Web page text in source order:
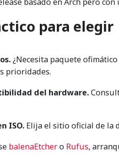
para elegir
¿Necesita paquete
prioridades.
del hardware.
ISO. Elija el sitio oficial de la
balenaEtchero Rufus,